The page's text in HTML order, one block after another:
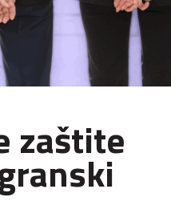
zaštite